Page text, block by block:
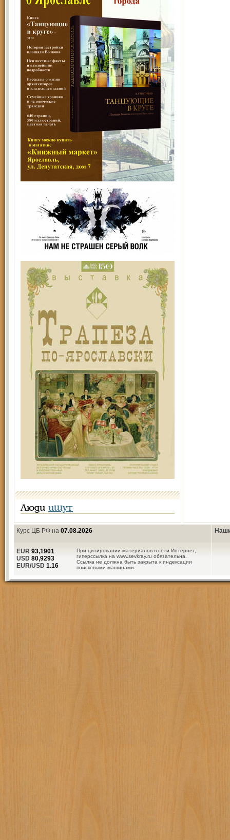
Люди ищут
Курс ЦБ РФ на 07.08.2026
При цитировании материалов в сети Интернет,
гиперссылка на www.sevkray.ru обязательна.
Ссылка не должна быть закрыта к индексации
поисковыми машинами.
EUR 93,1901
USD 80,9293
EUR/USD 1.16